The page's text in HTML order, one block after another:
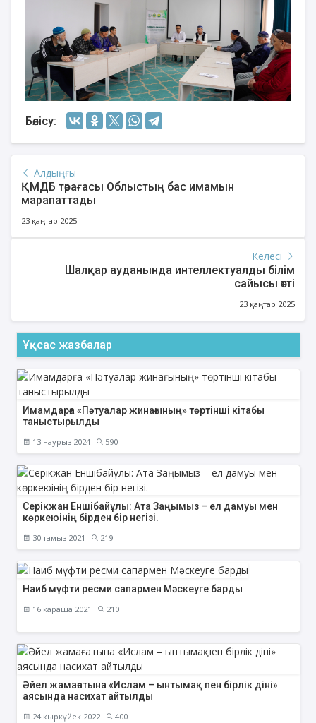
Бөлісу:
Алдыңғы
ҚМДБ төрағасы Облыстың бас имамын
марапаттады
23 қаңтар 2025
Келесі
Шалқар ауданында интеллектуалды білім
сайысы өтті
23 қаңтар 2025
Ұқсас жазбалар
Имамдарға «Пәтуалар жинағының» төртінші кітабы
таныстырылды
13 наурыз 2024 590
Серікжан Еншібайұлы: Ата Заңымыз – ел дамуы мен
көркеюінің бірден бір негізі.
30 тамыз 2021 219
Наиб мүфти ресми сапармен Мәскеуге барды
16 қараша 2021 210
Әйел жамағатына «Ислам – ынтымақ пен бірлік діні»
аясында насихат айтылды
24 қыркүйек 2022 400